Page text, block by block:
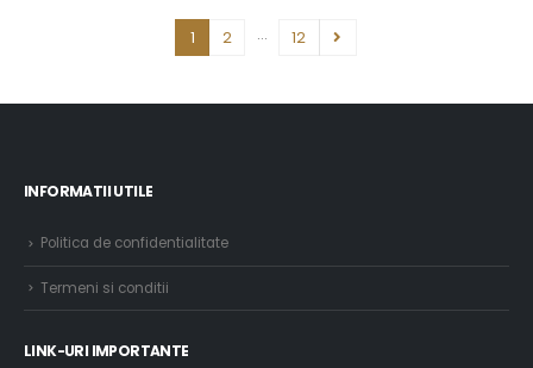
1 2 … 12
INFORMATII UTILE
Politica de confidentialitate
Termeni si conditii
LINK-URI IMPORTANTE